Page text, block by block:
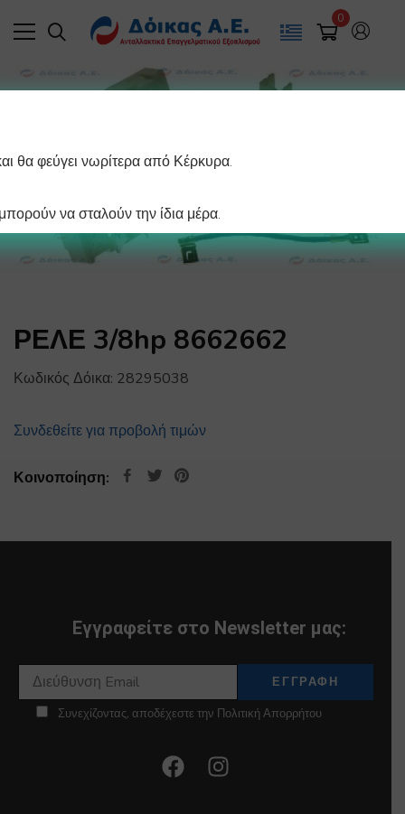
0
ΡΕΛΕ 3/8hp 8662662
Κωδικός Δόικα: 28295038
Συνδεθείτε για προβολή τιμών
Κοινοποίηση:
Εγγραφείτε στο Newsletter μας:
Συνεχίζοντας, αποδέχεστε την Πολιτική Απορρήτου
θα φεύγει νωρίτερα από Κέρκυρα.
να σταλούν την ίδια μέρα.